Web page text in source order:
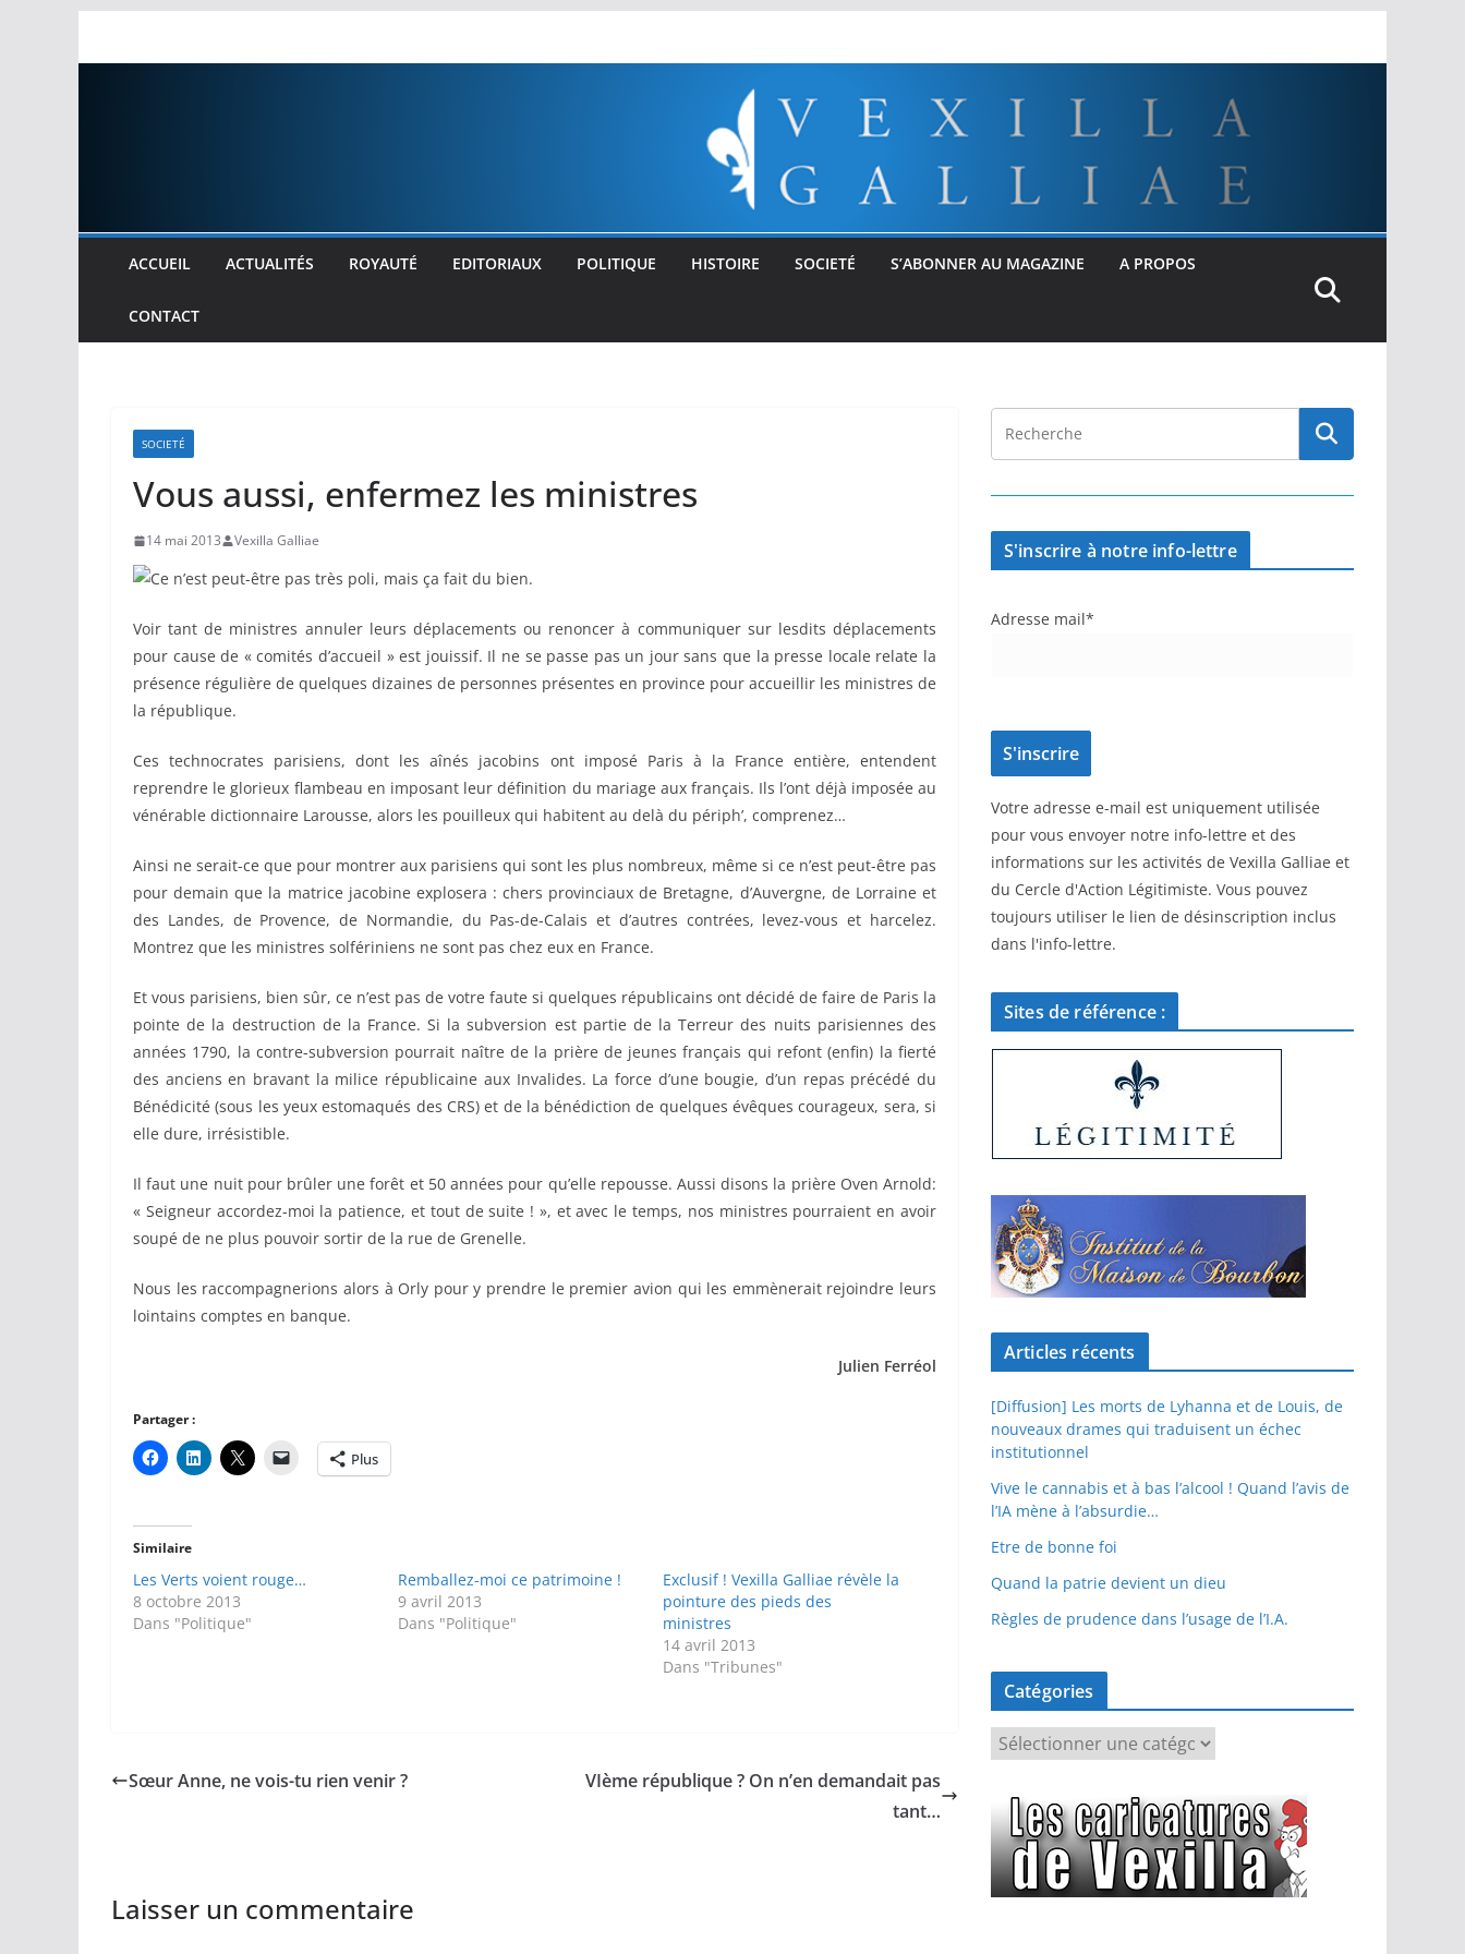
ACCUEIL ACTUALITÉS ROYAUTÉ EDITORIAUX POLITIQUE HISTOIRE SOCIETÉ S’ABONNER AU MAGAZINE A PROPOS
CONTACT
SOCIETÉ
Vous aussi, enfermez les ministres
14 mai 2013 Vexilla Galliae
Ce n’est peut-être pas très poli, mais ça fait du bien.
Voir tant de ministres annuler leurs déplacements ou renoncer à communiquer sur lesdits déplacements
pour cause de « comités d’accueil » est jouissif. Il ne se passe pas un jour sans que la presse locale relate la
présence régulière de quelques dizaines de personnes présentes en province pour accueillir les ministres de
la république.
Ces technocrates parisiens, dont les aînés jacobins ont imposé Paris à la France entière, entendent
reprendre le glorieux flambeau en imposant leur définition du mariage aux français. Ils l’ont déjà imposée au
vénérable dictionnaire Larousse, alors les pouilleux qui habitent au delà du périph’, comprenez…
Ainsi ne serait-ce que pour montrer aux parisiens qui sont les plus nombreux, même si ce n’est peut-être pas
pour demain que la matrice jacobine explosera : chers provinciaux de Bretagne, d’Auvergne, de Lorraine et
des Landes, de Provence, de Normandie, du Pas-de-Calais et d’autres contrées, levez-vous et harcelez.
Montrez que les ministres solfériniens ne sont pas chez eux en France.
Et vous parisiens, bien sûr, ce n’est pas de votre faute si quelques républicains ont décidé de faire de Paris la
pointe de la destruction de la France. Si la subversion est partie de la Terreur des nuits parisiennes des
années 1790, la contre-subversion pourrait naître de la prière de jeunes français qui refont (enfin) la fierté
des anciens en bravant la milice républicaine aux Invalides. La force d’une bougie, d’un repas précédé du
Bénédicité (sous les yeux estomaqués des CRS) et de la bénédiction de quelques évêques courageux, sera, si
elle dure, irrésistible.
Il faut une nuit pour brûler une forêt et 50 années pour qu’elle repousse. Aussi disons la prière Oven Arnold:
« Seigneur accordez-moi la patience, et tout de suite ! », et avec le temps, nos ministres pourraient en avoir
soupé de ne plus pouvoir sortir de la rue de Grenelle.
Nous les raccompagnerions alors à Orly pour y prendre le premier avion qui les emmènerait rejoindre leurs
lointains comptes en banque.
Julien Ferréol
Partager :
Plus
Similaire
Les Verts voient rouge…
8 octobre 2013
Dans "Politique"
Remballez-moi ce patrimoine !
9 avril 2013
Dans "Politique"
Exclusif ! Vexilla Galliae révèle la
pointure des pieds des
ministres
14 avril 2013
Dans "Tribunes"
Sœur Anne, ne vois-tu rien venir ?
VIème république ? On n’en demandait pas
tant…
Laisser un commentaire
S'inscrire à notre info-lettre
Adresse mail*
Votre adresse e-mail est uniquement utilisée
pour vous envoyer notre info-lettre et des
informations sur les activités de Vexilla Galliae et
du Cercle d'Action Légitimiste. Vous pouvez
toujours utiliser le lien de désinscription inclus
dans l'info-lettre.
Sites de référence :
Articles récents
[Diffusion] Les morts de Lyhanna et de Louis, de
nouveaux drames qui traduisent un échec
institutionnel
Vive le cannabis et à bas l’alcool ! Quand l’avis de
l’IA mène à l’absurdie…
Etre de bonne foi
Quand la patrie devient un dieu
Règles de prudence dans l’usage de l’I.A.
Catégories
é
g
o
r